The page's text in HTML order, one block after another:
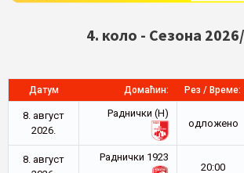
4. коло - Сезона
Датум Домаћин: Рез / Време:
8. август
2026.
Раднички (Н)
oдложено
8. август
Раднички 1923
20:00